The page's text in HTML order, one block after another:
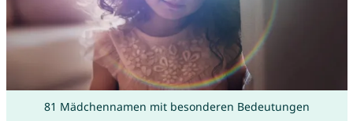
81 Mädchennamen mit besonderen Bedeutungen